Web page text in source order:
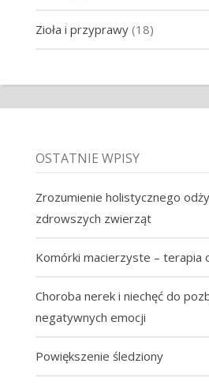
Zioła i przyprawy(18)
OSTATNIE WPISY
Zrozumienie holistycznego
zdrowszych zwierząt
Komórki macierzyste – terapia
Choroba nerek i niechęć do
negatywnych emocji
Powiększenie śledziony